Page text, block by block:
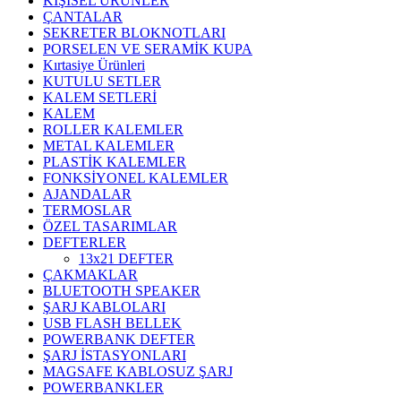
ÇANTALAR
SEKRETER BLOKNOTLARI
PORSELEN VE SERAMİK KUPA
Kırtasiye Ürünleri
KUTULU SETLER
KALEM SETLERİ
KALEM
ROLLER KALEMLER
METAL KALEMLER
PLASTİK KALEMLER
FONKSİYONEL KALEMLER
AJANDALAR
TERMOSLAR
ÖZEL TASARIMLAR
DEFTERLER
13x21 DEFTER
ÇAKMAKLAR
BLUETOOTH SPEAKER
ŞARJ KABLOLARI
USB FLASH BELLEK
POWERBANK DEFTER
ŞARJ İSTASYONLARI
MAGSAFE KABLOSUZ ŞARJ
POWERBANKLER